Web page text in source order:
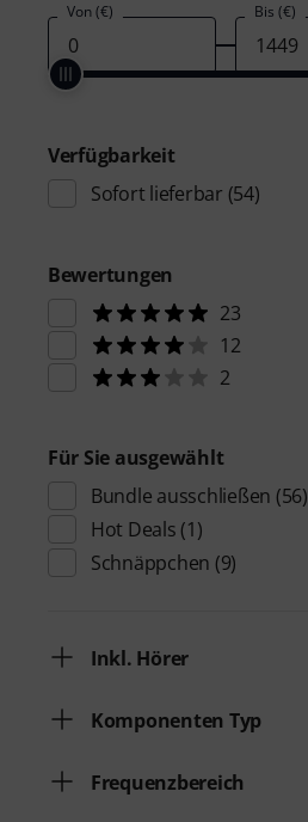
Von (€) Bis (€)
Verfügbarkeit
Sofort lieferbar (54)
Bewertungen
23
12
2
Für Sie ausgewählt
Bundle ausschließen (56)
Hot Deals (1)
Schnäppchen (9)
Inkl. Hörer
Komponenten Typ
Frequenzbereich